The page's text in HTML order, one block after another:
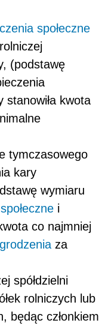
społeczne
(podstawę
stanowiła kwota
tymczasowego
kary
wymiaru
i
co najmniej
za
spółdzielni
rolniczych lub
będąc członkiem